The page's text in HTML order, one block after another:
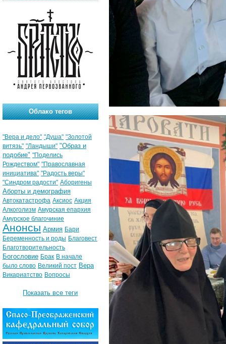
Облако тегов
"Вера и дело" "Душа" "Золотой
витязь" "Ландыши" "Образ и
подобие" "Поделись
Рождеством" "Православная
инициатива" "Радость веры"
"Синдром радости" Аборигены
Аборты и демография
Автокатастрофа Аксиос Акция
Алкоголизм Амурская епархия
Амурское благочиние
Анонсы Армия Бари
Беременность и роды Благовест
Благотворительность
Богословие Брак В начале
было слово Великий пост Вера
Викариатство Вопросы
Показать все теги